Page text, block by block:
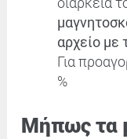
αρχείο με
Για
%
Mήπως τα